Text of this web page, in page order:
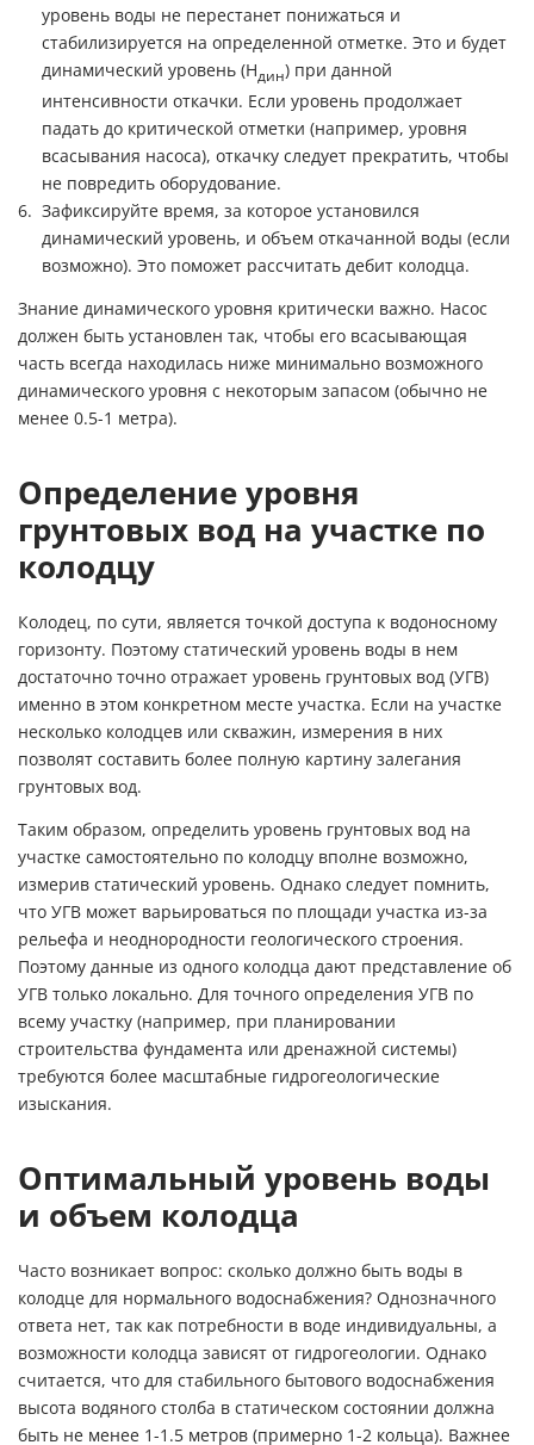
уровень воды не перестанет понижаться и
стабилизируется на определенной отметке. Это и будет
динамический уровень (Hдин) при данной
интенсивности откачки. Если уровень продолжает
падать до критической отметки (например, уровня
всасывания насоса), откачку следует прекратить, чтобы
не повредить оборудование.
Зафиксируйте время, за которое установился
динамический уровень, и объем откачанной воды (если
возможно). Это поможет рассчитать дебит колодца.
Знание динамического уровня критически важно. Насос
должен быть установлен так, чтобы его всасывающая
часть всегда находилась ниже минимально возможного
динамического уровня с некоторым запасом (обычно не
менее 0.5-1 метра).
Определение уровня
грунтовых вод на участке по
колодцу
Колодец, по сути, является точкой доступа к водоносному
горизонту. Поэтому статический уровень воды в нем
достаточно точно отражает уровень грунтовых вод (УГВ)
именно в этом конкретном месте участка. Если на участке
несколько колодцев или скважин, измерения в них
позволят составить более полную картину залегания
грунтовых вод.
Таким образом, определить уровень грунтовых вод на
участке самостоятельно по колодцу вполне возможно,
измерив статический уровень. Однако следует помнить,
что УГВ может варьироваться по площади участка из-за
рельефа и неоднородности геологического строения.
Поэтому данные из одного колодца дают представление об
УГВ только локально. Для точного определения УГВ по
всему участку (например, при планировании
строительства фундамента или дренажной системы)
требуются более масштабные гидрогеологические
изыскания.
Оптимальный уровень воды
и объем колодца
Часто возникает вопрос: сколько должно быть воды в
колодце для нормального водоснабжения? Однозначного
ответа нет, так как потребности в воде индивидуальны, а
возможности колодца зависят от гидрогеологии. Однако
считается, что для стабильного бытового водоснабжения
высота водяного столба в статическом состоянии должна
быть не менее 1-1.5 метров (примерно 1-2 кольца). Важнее